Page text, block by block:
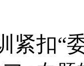
紧扣“